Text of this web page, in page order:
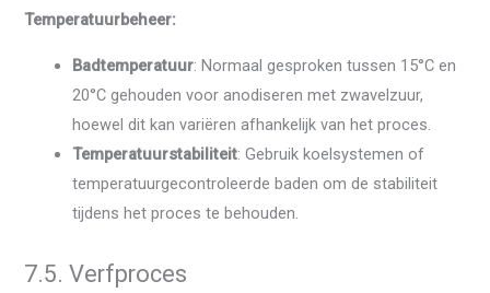
Temperatuurbeheer:
Badtemperatuur: Normaal gesproken tussen 15°C en
20°C gehouden voor anodiseren met zwavelzuur,
hoewel dit kan variëren afhankelijk van het proces.
Temperatuurstabiliteit: Gebruik koelsystemen of
temperatuurgecontroleerde baden om de stabiliteit
tijdens het proces te behouden.
7.5. Verfproces